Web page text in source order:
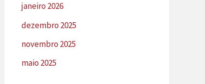
janeiro 2026
dezembro 2025
novembro 2025
maio 2025